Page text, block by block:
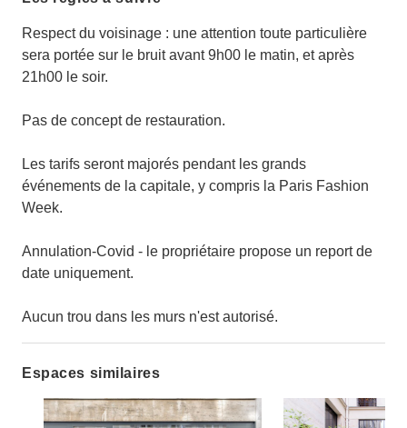
Respect du voisinage : une attention toute particulière
sera portée sur le bruit avant 9h00 le matin, et après
21h00 le soir.
Pas de concept de restauration.
Les tarifs seront majorés pendant les grands
événements de la capitale, y compris la Paris Fashion
Week.
Annulation-Covid - le propriétaire propose un report de
date uniquement.
Aucun trou dans les murs n'est autorisé.
Espaces similaires